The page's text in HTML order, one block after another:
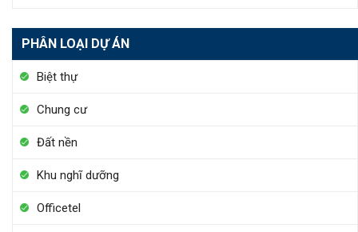
PHÂN LOẠI DỰ ÁN
Biệt thự
Chung cư
Đất nền
Khu nghĩ dưỡng
Officetel